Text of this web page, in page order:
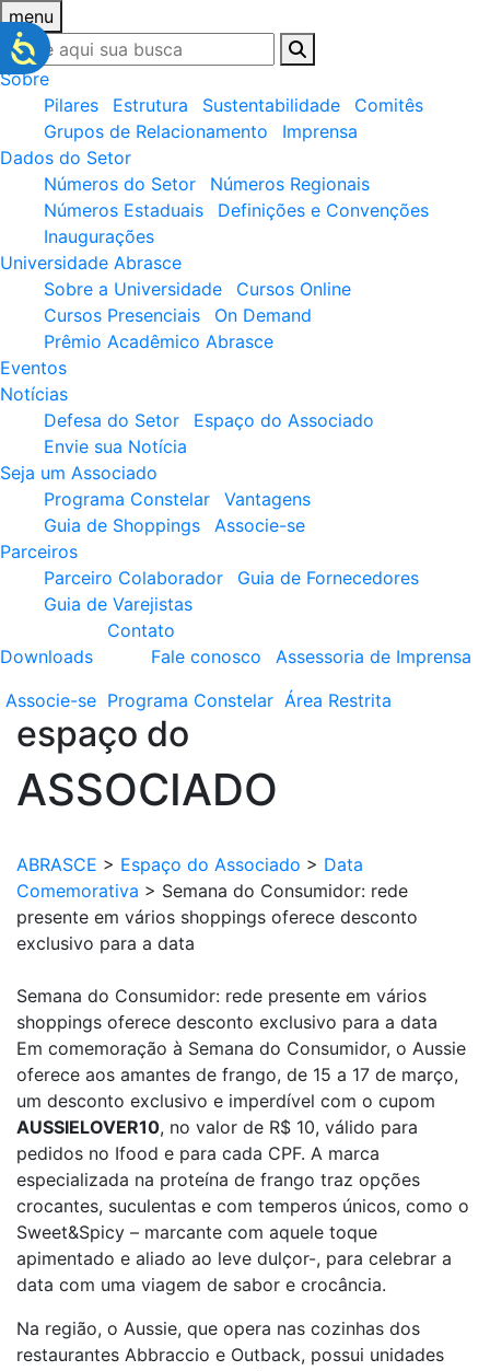
menu
Sobre
Pilares
Estrutura Sustentabilidade
Comitês
Grupos de Relacionamento
Imprensa
Dados do Setor
Números do Setor
Números Regionais
Números Estaduais
Definições e Convenções
Inaugurações
Universidade Abrasce
Sobre a Universidade
Cursos Online
Cursos Presenciais
On Demand
Prêmio Acadêmico Abrasce
Eventos
Notícias
Defesa do Setor
Espaço do Associado
Envie sua Notícia
Seja um Associado
Programa Constelar
Vantagens
Guia de Shoppings
Associe-se
Parceiros
Parceiro Colaborador
Guia de Fornecedores
Guia de Varejistas
Downloads
Contato
Fale conosco
Assessoria de Imprensa
Associe-se Programa Constelar Área Restrita
espaço do
ASSOCIADO
ABRASCE > Espaço do Associado > Data
Comemorativa > Semana do Consumidor: rede
presente em vários shoppings oferece desconto
exclusivo para a data
Semana do Consumidor: rede presente em vários
shoppings oferece desconto exclusivo para a data
Em comemoração à Semana do Consumidor, o Aussie
oferece aos amantes de frango, de 15 a 17 de março,
um desconto exclusivo e imperdível com o cupom
AUSSIELOVER10, no valor de R$ 10, válido para
pedidos no Ifood e para cada CPF. A marca
especializada na proteína de frango traz opções
crocantes, suculentas e com temperos únicos, como o
Sweet&Spicy – marcante com aquele toque
apimentado e aliado ao leve dulçor-, para celebrar a
data com uma viagem de sabor e crocância.
Na região, o Aussie, que opera nas cozinhas dos
restaurantes Abbraccio e Outback, possui unidades